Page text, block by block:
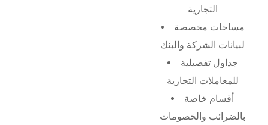
التجارية
مساحات مخصصة
لبيانات الشركة والبنك
جداول تفصيلية
للمعاملات التجارية
أقسام خاصة
بالضرائب والخصومات